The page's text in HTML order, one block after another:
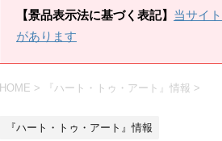
【景品表示法に基づく表記】 当サイ
があります
HOME > 『ハート・トゥ・アート』情報 >
『ハート・トゥ・アート』情報